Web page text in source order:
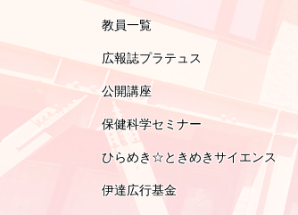
教員一覧
広報誌プラテュス
公開講座
保健科学セミナー
ひらめき☆ときめきサイエンス
伊達広行基金